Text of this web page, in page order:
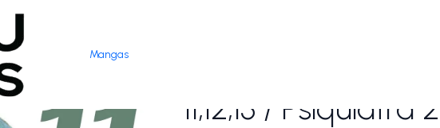
Mangas
Give my regards
11,12,13 / Psiquiatra